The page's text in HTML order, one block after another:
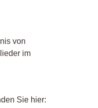
von
im
Sie hier: